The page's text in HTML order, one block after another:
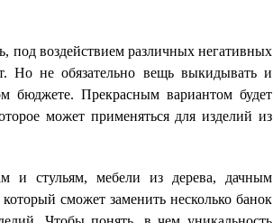
под воздействием различных негативных
Но не обязательно вещь выкидывать и
бюджете. Прекрасным вариантом будет
может применяться для изделий из
и стульям, мебели из дерева, дачным
сможет заменить несколько банок